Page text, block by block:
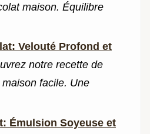
maison. Équilibre
Velouté Profond et
notre recette de
facile. Une
Émulsion Soyeuse et